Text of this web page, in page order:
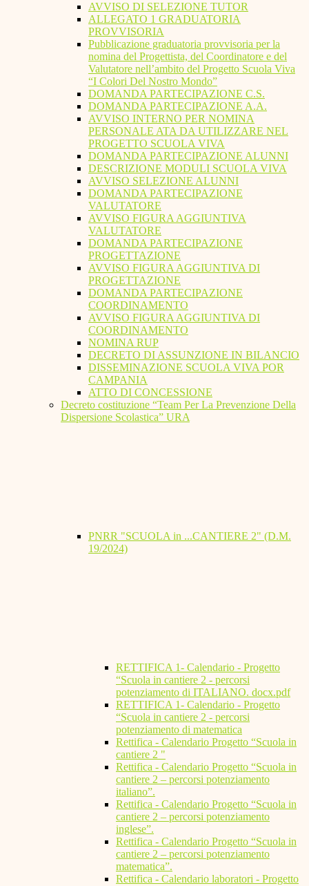
AVVISO DI SELEZIONE TUTOR
ALLEGATO 1 GRADUATORIA
PROVVISORIA
Pubblicazione graduatoria provvisoria per la
nomina del Progettista, del Coordinatore e del
Valutatore nell’ambito del Progetto Scuola Viva
“I Colori Del Nostro Mondo”
DOMANDA PARTECIPAZIONE C.S.
DOMANDA PARTECIPAZIONE A.A.
AVVISO INTERNO PER NOMINA
PERSONALE ATA DA UTILIZZARE NEL
PROGETTO SCUOLA VIVA
DOMANDA PARTECIPAZIONE ALUNNI
DESCRIZIONE MODULI SCUOLA VIVA
AVVISO SELEZIONE ALUNNI
DOMANDA PARTECIPAZIONE
VALUTATORE
AVVISO FIGURA AGGIUNTIVA
VALUTATORE
DOMANDA PARTECIPAZIONE
PROGETTAZIONE
AVVISO FIGURA AGGIUNTIVA DI
PROGETTAZIONE
DOMANDA PARTECIPAZIONE
COORDINAMENTO
AVVISO FIGURA AGGIUNTIVA DI
COORDINAMENTO
NOMINA RUP
DECRETO DI ASSUNZIONE IN BILANCIO
DISSEMINAZIONE SCUOLA VIVA POR
CAMPANIA
ATTO DI CONCESSIONE
Decreto costituzione “Team Per La Prevenzione Della
Dispersione Scolastica” URA
PNRR "SCUOLA in ...CANTIERE 2" (D.M.
19/2024)
RETTIFICA 1- Calendario - Progetto
“Scuola in cantiere 2 - percorsi
potenziamento di ITALIANO. docx.pdf
RETTIFICA 1- Calendario - Progetto
“Scuola in cantiere 2 - percorsi
potenziamento di matematica
Rettifica - Calendario Progetto “Scuola in
cantiere 2 "
Rettifica - Calendario Progetto “Scuola in
cantiere 2 – percorsi potenziamento
italiano”.
Rettifica - Calendario Progetto “Scuola in
cantiere 2 – percorsi potenziamento
inglese”.
Rettifica - Calendario Progetto “Scuola in
cantiere 2 – percorsi potenziamento
matematica”.
Rettifica - Calendario laboratori - Progetto